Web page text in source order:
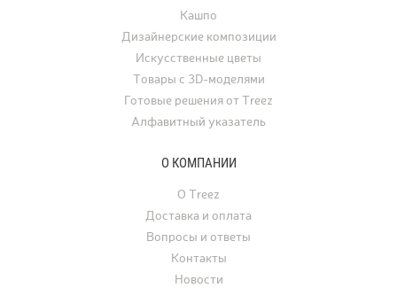
Кашпо
Дизайнерские композиции
Искусственные цветы
Товары с 3D-моделями
Готовые решения от Treez
Алфавитный указатель
О КОМПАНИИ
О Treez
Доставка и оплата
Вопросы и ответы
Контакты
Новости